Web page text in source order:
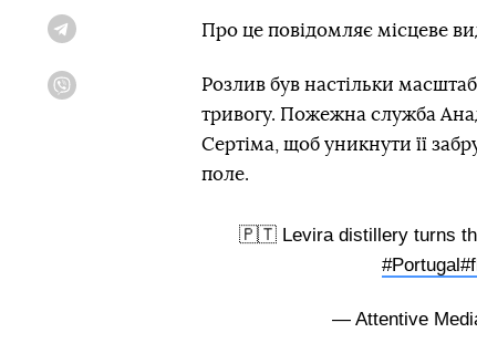
Про це повідомляє місцеве
Розлив був настільки
тривогу. Пожежна служба
Сертіма, щоб уникнути її
поле.
🇵🇹 Levira distillery turns
#Portugal
— Attentive